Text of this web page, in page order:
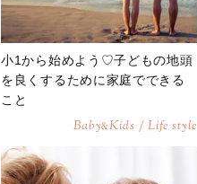
小1から始めよう♡子どもの地頭
を良くするために家庭でできる
こと
Baby&Kids / Life style